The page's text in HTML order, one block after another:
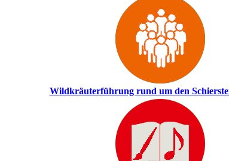
Wildkräuterführung rund um den